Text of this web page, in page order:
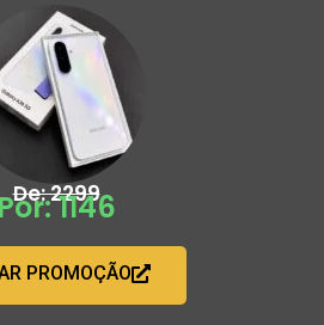
De: 2299
Por: 1146
PROMOÇÃO